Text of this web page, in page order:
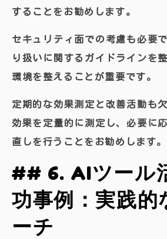
することをお勧めします。
セキュリティ面での考慮も必要
り扱いに関するガイドラインを
環境を整えることが重要です。
定期的な効果測定と改善活動も
効果を定量的に測定し、必要に
直しを行うことをお勧めします。
## 6. AIツール
功事例：実践的
ーチ